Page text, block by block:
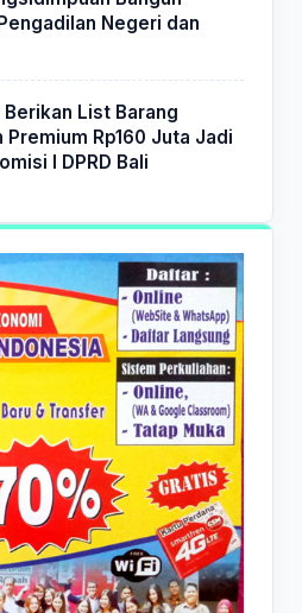
Negeri dan
List Barang
Premium Rp160 Juta Jadi
I DPRD Bali